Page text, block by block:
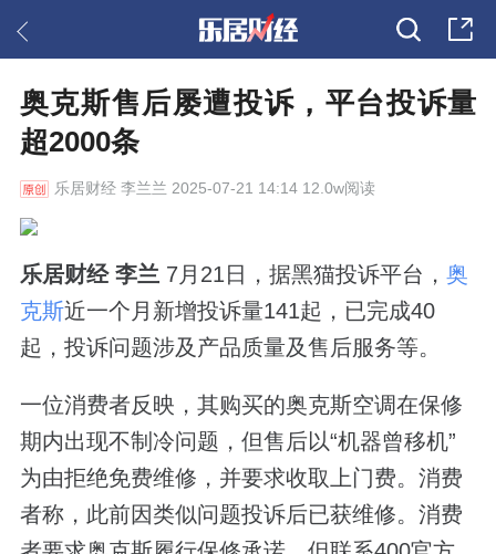
奥克斯售后屡遭投诉，平台投诉量
超2000条
乐居财经李兰兰 2025-07-21 14:14 12.0w阅读
乐居财经 李兰 7月21日，据黑猫投诉平台， 奥
克斯近一个月新增投诉量141起，已完成40
起，投诉问题涉及产品质量及售后服务等。
一位消费者反映，其购买的奥克斯空调在保修
期内出现不制冷问题，但售后以“机器曾移机”
为由拒绝免费维修，并要求收取上门费。消费
者称，此前因类似问题投诉后已获维修。消费